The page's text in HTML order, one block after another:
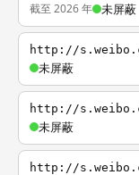
截至 2026 年 未屏蔽
http://
未屏蔽
http://
未屏蔽
http://